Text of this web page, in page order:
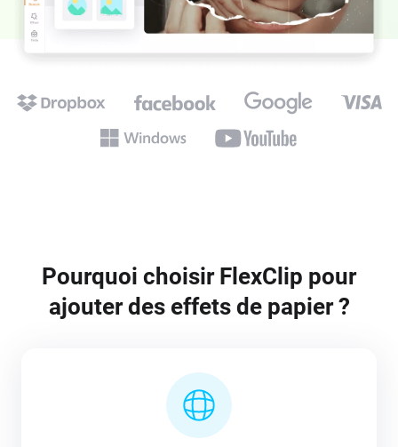
Pourquoi choisir FlexClip pour
ajouter des effets de papier ?